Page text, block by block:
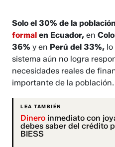
Solo el 30% de la
formal en Ecuador, en
36%y en Perú del 33%, lo
sistema aún no logra
necesidades reales de
importante de la población.
LEA TAMBIÉN
Dinero inmediato con
debes saber del crédito
BIESS